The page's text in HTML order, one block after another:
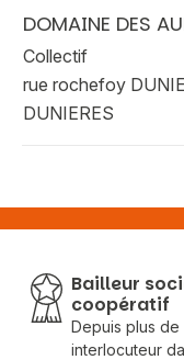
DOMAINE DES
Collectif
rue rochefoy
DUNIERES
Bailleur
coopératif
Depuis plus
interlocuteur